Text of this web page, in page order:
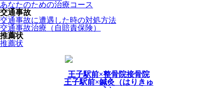
あなたのための治療コース
交通事故
交通事故に遭遇した時の対処方法
交通事故治療（自賠責保険）
推薦状
推薦状
王子駅前×整骨院接骨院
王子駅前×鍼灸（はりきゅ